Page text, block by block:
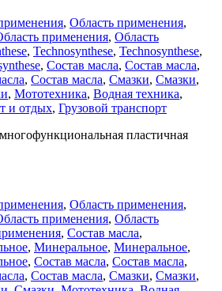
, Область применения,
применения, Область
, Technosynthese, Technosynthese,
, Состав масла, Состав масла,
, Состав масла, Смазки, Смазки,
, Мототехника, Водная техника,
и отдых, Грузовой транспорт
пластичная
, Область применения,
применения, Область
, Состав масла,
, Минеральное, Минеральное,
, Состав масла, Состав масла,
, Состав масла, Смазки, Смазки,